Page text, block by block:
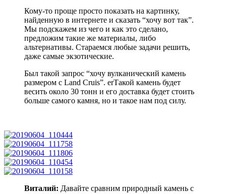
Кому-то проще просто показать на картинку,
найденную в интернете и сказать “хочу вот так”.
Мы подскажем из чего и как это сделано,
предложим такие же материалы, либо
альтернативы. Стараемся любые задачи решить,
даже самые экзотические.
Был такой запрос “хочу вулканический камень
размером с Land Cruis”. erТакой камень будет
весить около 30 тонн и его доставка будет стоить
больше самого камня, но и такое нам под силу.
Виталий: Давайте сравним природный камень с